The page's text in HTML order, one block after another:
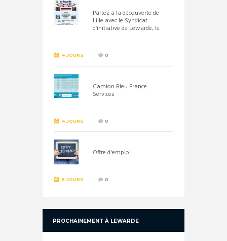
Partez à la découverte de
Lille avec le Syndicat
d’initiative de Lewarde, le
4 JOURS 0
Camion Bleu France
Services
4 JOURS 0
Offre d'emploi
5 JOURS 0
PROCHAINEMENT À LEWARDE